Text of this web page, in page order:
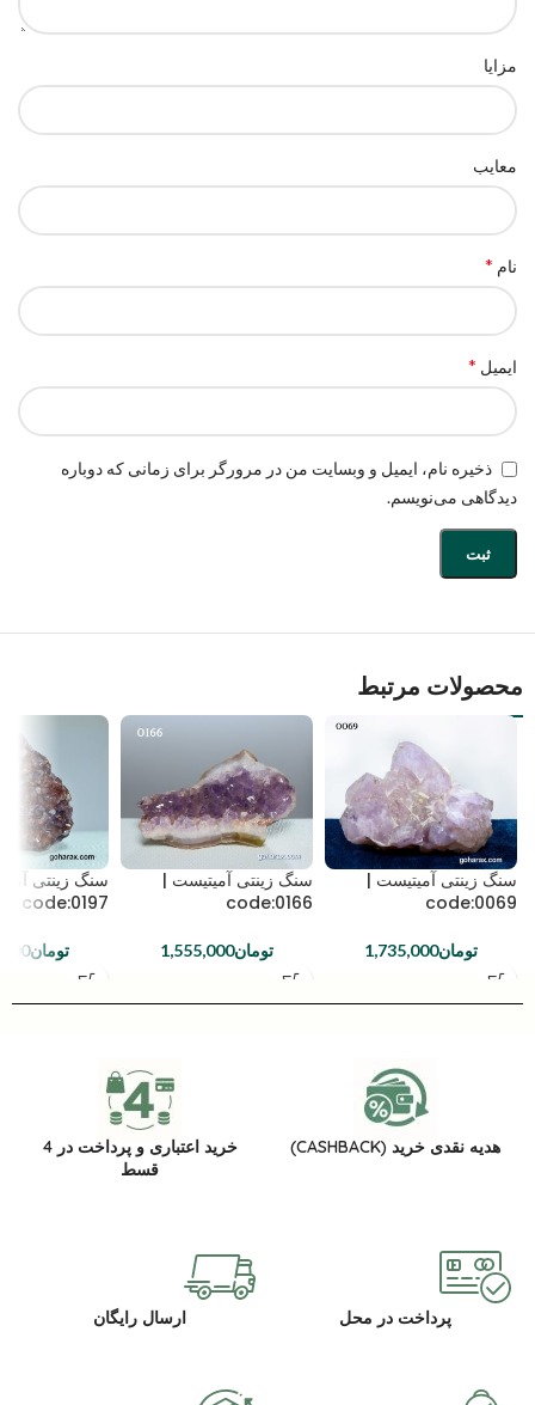
مزایا
معایب
نام *
ایمیل *
ذخیره نام، ایمیل و وبسایت من در مرورگر برای زمانی که دوباره
دیدگاهی می‌نویسم.
محصولات مرتبط
سنگ زینتی آمیتیست |
code:0069
تومان1,735,000
سنگ زینتی آمیتیست |
code:0166
تومان1,555,000
سنگ زینتی
code:0197
تومان
هدیه نقدی خرید (CASHBACK)
خرید اعتباری و پرداخت در 4
قسط
پرداخت در محل ارسال رایگان